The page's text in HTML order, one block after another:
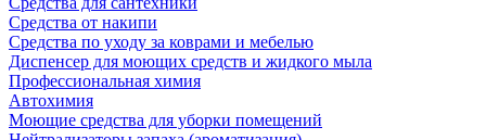
Средства от накипи
Средства по уходу за коврами и мебелью
Диспенсер для моющих средств и жидкого мыла
Профессиональная химия
Автохимия
Моющие средства для уборки помещений